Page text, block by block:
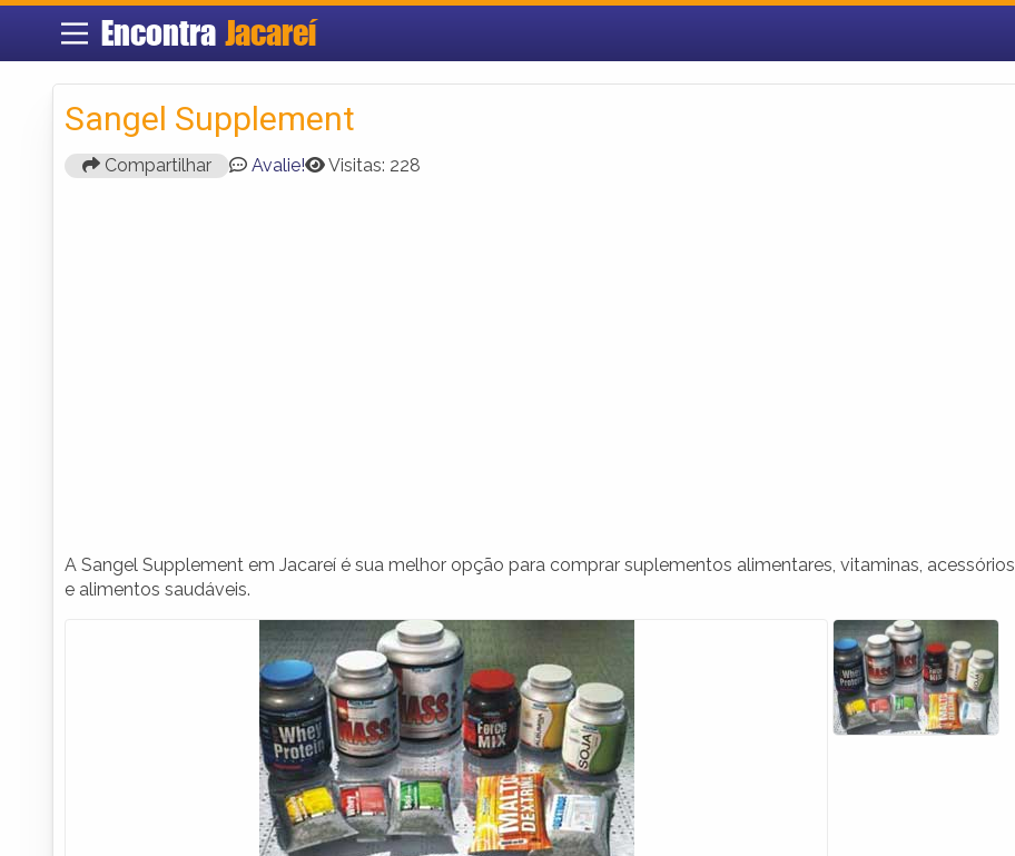
Encontra Jacareí
Sangel Supplement
Compartilhar Avalie! Visitas: 228
A Sangel Supplement em Jacareí é sua melhor opção para comprar suplementos alimentares, vitaminas, acessórios
e alimentos saudáveis.